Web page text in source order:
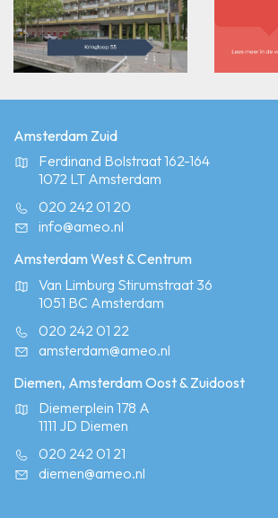
Amsterdam Zuid
Ferdinand Bolstraat 162-164
1072 LT Amsterdam
020 242 01 20
info@ameo.nl
Amsterdam West & Centrum
Van Limburg Stirumstraat 36
1051 BC Amsterdam
020 242 01 22
amsterdam@ameo.nl
Diemen, Amsterdam Oost & Zuidoost
Diemerplein 178 A
1111 JD Diemen
020 242 01 21
diemen@ameo.nl